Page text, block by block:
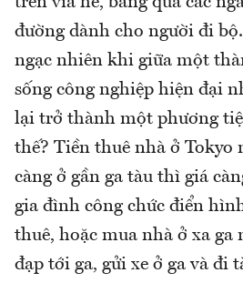
đường dành cho người đi
ngạc nhiên khi giữa một
sống công nghiệp hiện đại
lại trở thành một phương
thế? Tiền thuê nhà ở Tokyo
càng ở gần ga tàu thì giá
gia đình công chức điển
thuê, hoặc mua nhà ở xa
đạp tới ga, gửi xe ở ga và đi